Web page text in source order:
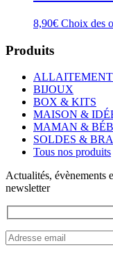
8,90€ Choix des
Produits
BIJOUX
BOX & KITS
MAISON &
MAMAN &
SOLDES &
Tous nos produits
Actualités, évènements
newsletter